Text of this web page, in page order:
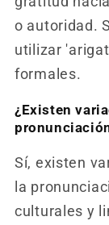
o autoridad.
utilizar
formales.
¿Existen
Sí, existen
la
culturales y